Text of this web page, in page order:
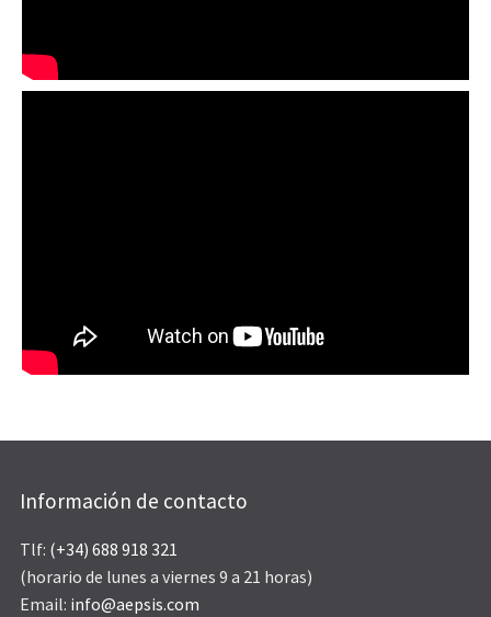
Información de contacto
Tlf: (+34) 688 918 321
(horario de lunes a viernes 9 a 21 horas)
Email: info@aepsis.com